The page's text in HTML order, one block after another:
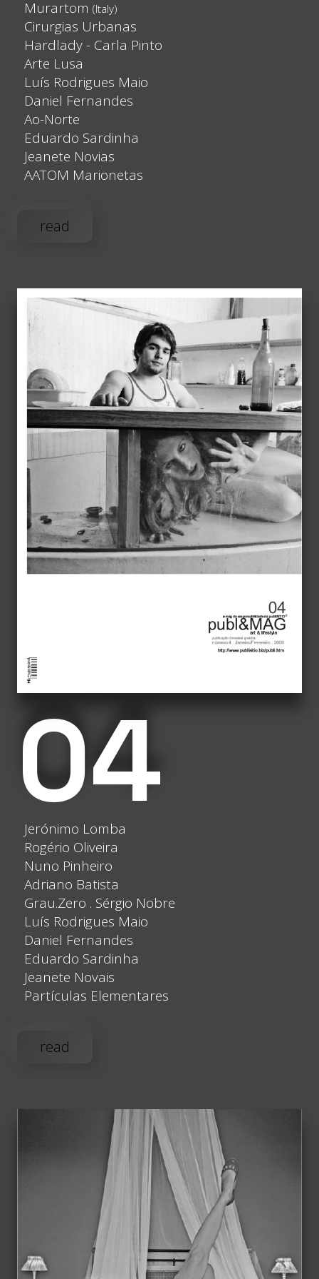
Murartom (Italy)
Cirurgias Urbanas
Hardlady - Carla Pinto
Arte Lusa
Luís Rodrigues Maio
Daniel Fernandes
Ao-Norte
Eduardo Sardinha
Jeanete Novias
AATOM Marionetas
read
04
Jerónimo Lomba
Rogério Oliveira
Nuno Pinheiro
Adriano Batista
Grau.Zero . Sérgio Nobre
Luís Rodrigues Maio
Daniel Fernandes
Eduardo Sardinha
Jeanete Novais
Partículas Elementares
read